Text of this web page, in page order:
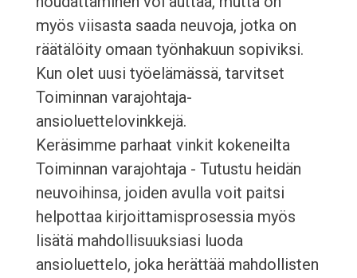
myös viisasta saada neuvoja, jotka on
räätälöity omaan työnhakuun sopiviksi.
Kun olet uusi työelämässä, tarvitset
Toiminnan varajohtaja-
ansioluettelovinkkejä.
Keräsimme parhaat vinkit kokeneilta
Toiminnan varajohtaja - Tutustu heidän
neuvoihinsa, joiden avulla voit paitsi
helpottaa kirjoittamisprosessia myös
lisätä mahdollisuuksiasi luoda
ansioluettelo, joka herättää mahdollisten